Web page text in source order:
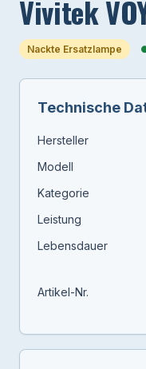
Vivitek
Nackte Ersatzlampe
Technische
Hersteller
Modell
Kategorie
Leistung
Lebensdauer
Artikel-Nr.